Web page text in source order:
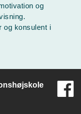
og
og konsulent i